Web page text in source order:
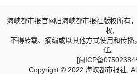
海峡都市报官网归海峡都市报社版权所有
权,
不得转载、摘编或以其他方式使用和传
任。
[闽ICP备07502384
Copyright © 2022 海峡都市报社,